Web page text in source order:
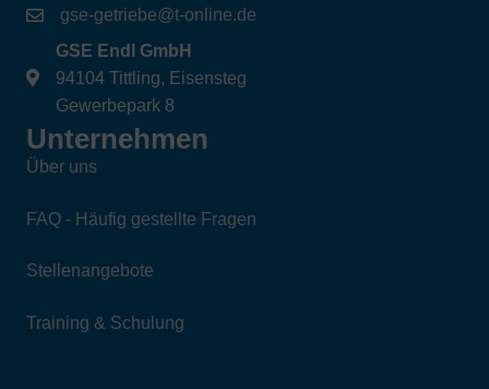
gse-getriebe@t-online.de
GSE Endl GmbH
94104 Tittling, Eisensteg
Gewerbepark 8
Unternehmen
Über uns
FAQ - Häufig gestellte Fragen
Stellenangebote
Training & Schulung